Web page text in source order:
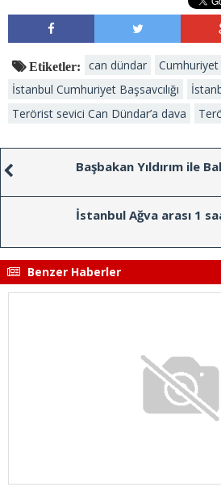
Etiketler: can dündar
İstanbul Cumhuriyet Başsavcılığı
Terörist sevici Can Dündar’a dava
Başbakan Yıldırım ile
İstanbul Ağva arası 1
Benzer Haberler